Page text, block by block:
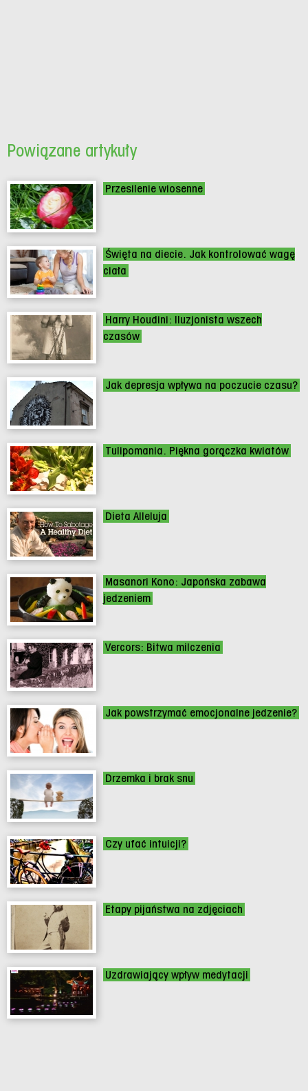
Powiązane artykuły
Przesilenie wiosenne
Święta na diecie. Jak kontrolować wagę
ciała
Harry Houdini: Iluzjonista wszech
czasów
Jak depresja wpływa na poczucie czasu?
Tulipomania. Piękna gorączka kwiatów
Dieta Alleluja
Masanori Kono: Japońska zabawa
jedzeniem
Vercors: Bitwa milczenia
Jak powstrzymać emocjonalne jedzenie?
Drzemka i brak snu
Czy ufać intuicji?
Etapy pijaństwa na zdjęciach
Uzdrawiający wpływ medytacji